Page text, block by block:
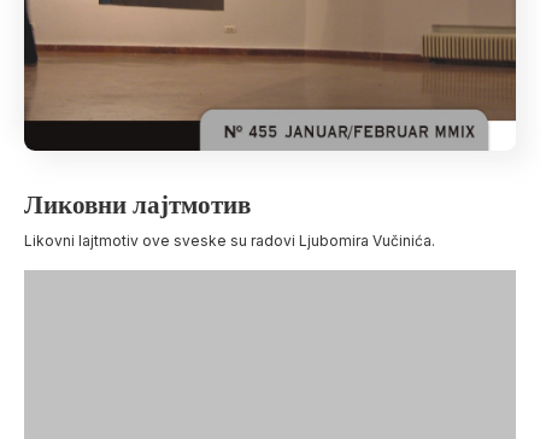
Ликовни лајтмотив
Likovni lajtmotiv ove sveske su radovi Ljubomira Vučinića.